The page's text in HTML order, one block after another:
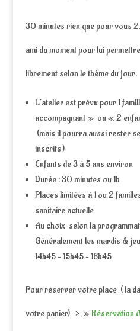
30 minutes rien que pour vous
ami du moment pour lui
librement selon le thème du jour.
L’atelier est prévu pour 1
accompagnant » ou « 2
(mais il pourra aussi rester
inscrits )
Enfants de 3 à 5 ans environ
Durée : 30 minutes ou 1h
Places limitées à 1 ou 2
sanitaire actuelle
Au choix selon la
Généralement les mardis &
14h45 – 15h45 – 16h45
Pour réserver votre place ( la
votre panier) –> »Réservation